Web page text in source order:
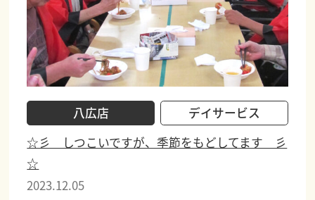
八広店
デイサービス
☆彡 しつこいですが、季節をもどしてます 彡
☆
2023.12.05